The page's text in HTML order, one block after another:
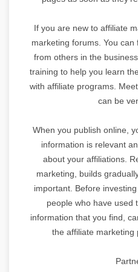
If you are new to affiliate
marketing forums. You
from others in the
training to help you learn
with affiliate programs.
can be
When you publish online,
information is relevant
about your affiliations.
marketing, builds
important. Before
people who have used
information that you find,
the affiliate marketing